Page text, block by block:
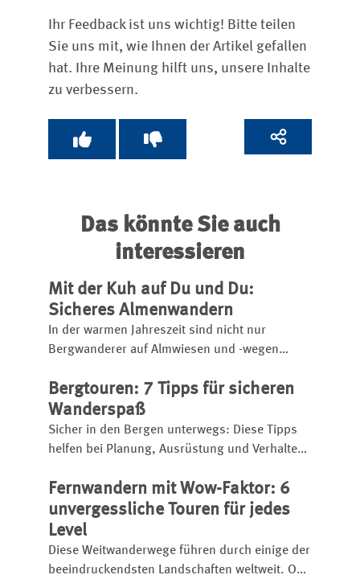
Ihr Feedback ist uns wichtig! Bitte teilen
Sie uns mit, wie Ihnen der Artikel gefallen
hat. Ihre Meinung hilft uns, unsere Inhalte
zu verbessern.
Das könnte Sie auch
interessieren
Mit der Kuh auf Du und Du:
Sicheres Almenwandern
In der warmen Jahreszeit sind nicht nur
Bergwanderer auf Almwiesen und -wegen
Sommerdomizil. Für ein friedliches Miteinander
gibt es einige Regeln zu beachten.
Bergtouren: 7 Tipps für sicheren
Wanderspaß
Sicher in den Bergen unterwegs: Diese Tipps
helfen bei Planung, Ausrüstung und Verhalten
Wandern in den Alpen.
Fernwandern mit Wow-Faktor: 6
unvergessliche Touren für jedes
Level
Diese Weitwanderwege führen durch einige der
beeindruckendsten Landschaften weltweit. Ob